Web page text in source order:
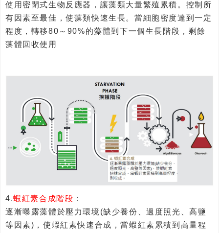
使用密閉式生物反應器，讓藻類大量繁殖累積。控制所
有因素至最佳，使藻類快速生長。當細胞密度達到一定
程度，轉移80～90%的藻體到下一個生長階段，剩餘
藻體回收使用
4.蝦紅素合成階段 ：
逐漸曝露藻體於壓力環境(缺少養份、過度照光、高鹽
等因素)，使蝦紅素快速合成，當蝦紅素累積到高量程